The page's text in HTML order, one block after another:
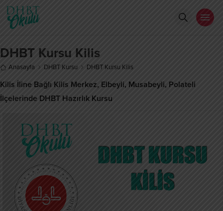
DHBT Kursu Kilis
Anasayfa DHBT Kursu DHBT Kursu Kilis
Kilis İline Bağlı Kilis Merkez, Elbeyli, Musabeyli, Polateli
İlçelerinde DHBT Hazırlık Kursu